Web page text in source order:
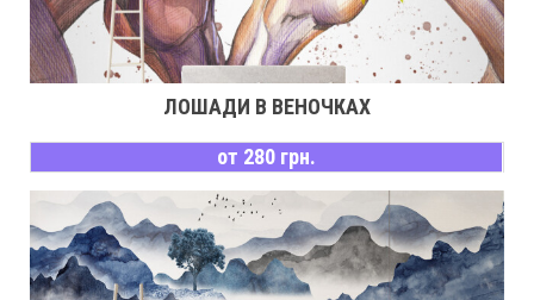
ЛОШАДИ В ВЕНОЧКАХ
от 280 грн.